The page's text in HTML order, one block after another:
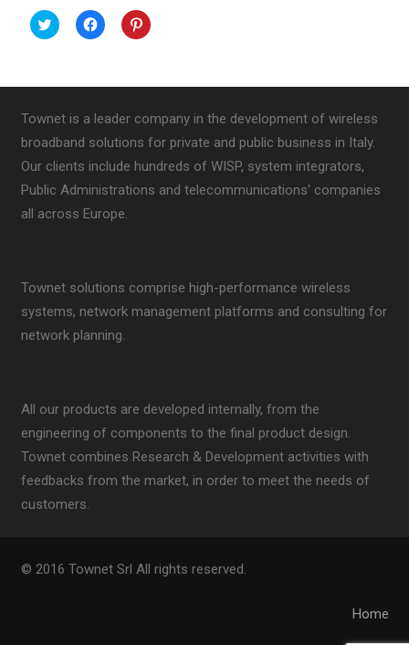
Fai
clic
apre
in
una
nuova
finestra)
Fai
clic
in
una
nuova
finestra)
Fai
clic
apre
in
una
nuova
finestra)
Townet is a leader company in the development of wireless
broadband solutions for private and public business in Italy.
Our clients include hundreds of WISP, system integrators,
Public Administrations and telecommunications' companies
all across Europe.
Townet solutions comprise high-performance wireless
systems, network management platforms and consulting for
network planning.
All our products are developed internally, from the
engineering of components to the final product design.
Townet combines Research & Development activities with
feedbacks from the market, in order to meet the needs of
customers.
© 2016 Townet Srl All rights reserved.
Home